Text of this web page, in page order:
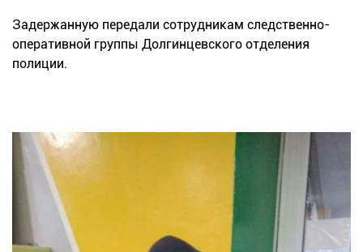
Задержанную передали сотрудникам следственно-
оперативной группы Долгинцевского отделения
полиции.